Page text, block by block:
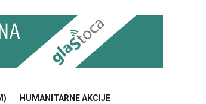
HUMANITARNE AKCIJE